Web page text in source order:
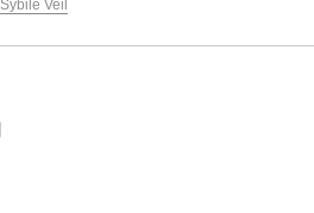
Sybile Veil